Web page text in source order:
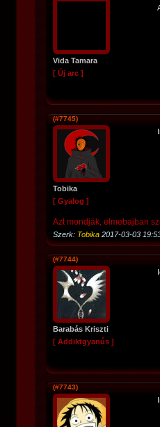
Vida Tamara
[ Új arc ]
(#7745)
Tobika
[ Gyalog ]
Azt mondják, elmebajban
Szerk: Tobika 2017-03-03
(#7744)
Barabás Kriszti
[ Addiktgyanús ]
(#7743)